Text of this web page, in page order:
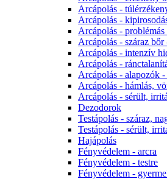
Arcápolás -
Arcápolás -
Arcápolás -
Arcápolás - száraz
Arcápolás - intenzív
Arcápolás -
Arcápolás - alapozók
Arcápolás - hámlás,
Arcápolás - sérült,
Dezodorok
Testápolás - száraz,
Testápolás - sérült,
Hajápolás
Fényvédelem - arcra
Fényvédelem - testre
Fényvédelem -